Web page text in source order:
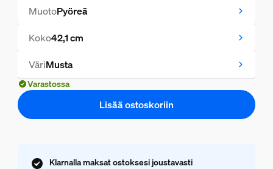
MuotoPyöreä
Koko42,1 cm
VäriMusta
Varastossa
Lisää ostoskoriin
Klarnalla maksat ostoksesi joustavasti